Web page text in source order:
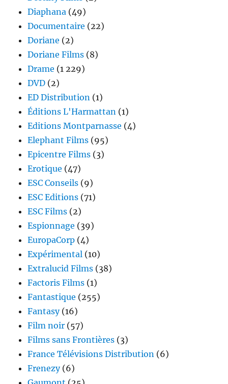
Diaphana (49)
Documentaire (22)
Doriane (2)
Doriane Films (8)
Drame (1 229)
DVD (2)
ED Distribution (1)
Éditions L'Harmattan (1)
Editions Montparnasse (4)
Elephant Films (95)
Epicentre Films (3)
Erotique (47)
ESC Conseils (9)
ESC Editions (71)
ESC Films (2)
Espionnage (39)
EuropaCorp (4)
Expérimental (10)
Extralucid Films (38)
Factoris Films (1)
Fantastique (255)
Fantasy(16)
Film noir (57)
Films sans Frontières (3)
France Télévisions Distribution (6)
Frenezy(6)